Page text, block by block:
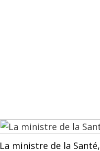
La ministre de la